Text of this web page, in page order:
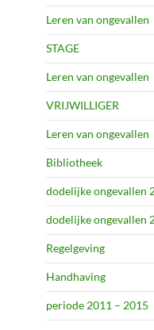
Leren van ongevallen
STAGE
Leren van ongevallen
VRIJWILLIGER
Leren van ongevallen
Bibliotheek
dodelijke ongevallen
dodelijke ongevallen
Regelgeving
Handhaving
periode 2011 – 2015